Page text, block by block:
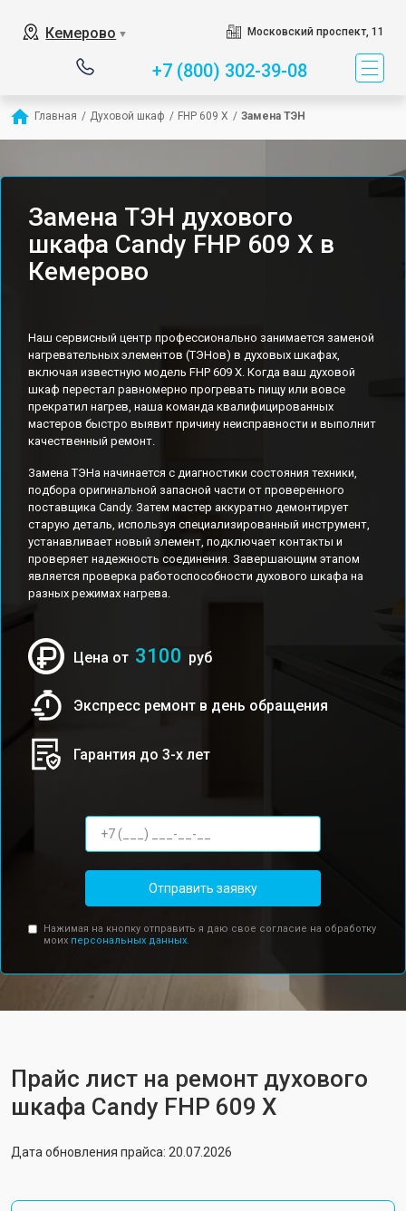
Кемерово ▼ Московский проспект, 11
+7 (800) 302-39-08
Главная / Духовой шкаф / FHP 609 X / Замена ТЭН
Замена ТЭН духового
шкафа Candy FHP 609 X в
Кемерово
Наш сервисный центр профессионально занимается заменой
нагревательных элементов (ТЭНов) в духовых шкафах,
включая известную модель FHP 609 X. Когда ваш духовой
шкаф перестал равномерно прогревать пищу или вовсе
прекратил нагрев, наша команда квалифицированных
мастеров быстро выявит причину неисправности и выполнит
качественный ремонт.
Замена ТЭНа начинается с диагностики состояния техники,
подбора оригинальной запасной части от проверенного
поставщика Candy. Затем мастер аккуратно демонтирует
старую деталь, используя специализированный инструмент,
устанавливает новый элемент, подключает контакты и
проверяет надежность соединения. Завершающим этапом
является проверка работоспособности духового шкафа на
разных режимах нагрева.
Цена от 3100 руб
Экспресс ремонт в день обращения
Гарантия до 3-х лет
Отправить заявку
Нажимая на кнопку отправить я даю свое согласие на обработку
моих персональных данных.
Прайс лист на ремонт духового
шкафа Candy FHP 609 X
Дата обновления прайса: 20.07.2026